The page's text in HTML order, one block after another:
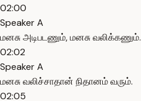
02:00
Speaker A
மனசு அடிபடணும், மனசு வலிக்கணும்.
02:02
Speaker A
மனசு வலிச்சாதான் நிதானம் வரும்.
02:05